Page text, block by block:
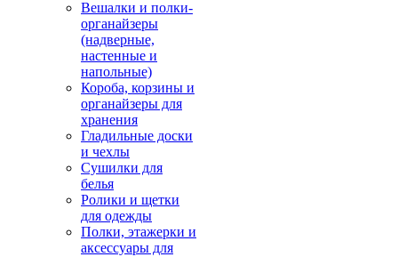
Вешалки и полки-
органайзеры
(надверные,
настенные и
напольные)
Короба, корзины и
органайзеры для
хранения
Гладильные доски
и чехлы
Сушилки для
белья
Ролики и щетки
для одежды
Полки, этажерки и
аксессуары для